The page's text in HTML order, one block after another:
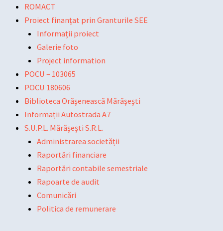
Main
Menu
ROMACT
Proiect finanțat prin Granturile SEE
Informații proiect
Galerie foto
Project information
POCU – 103065
POCU 180606
Biblioteca Orășenească Mărășești
Informații Autostrada A7
S.U.P.L. Mărășești S.R.L.
Administrarea societății
Raportări financiare
Raportări contabile semestriale
Rapoarte de audit
Comunicări
Politica de remunerare
Main
Menu
Post
navigation